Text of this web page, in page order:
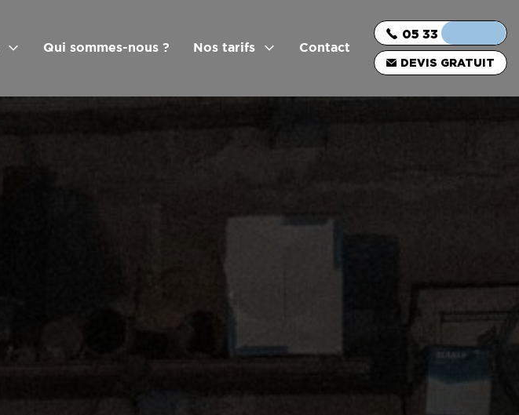
Qui sommes-nous ? Nos tarifs Contact
05 33 06 03 16
DEVIS GRATUIT